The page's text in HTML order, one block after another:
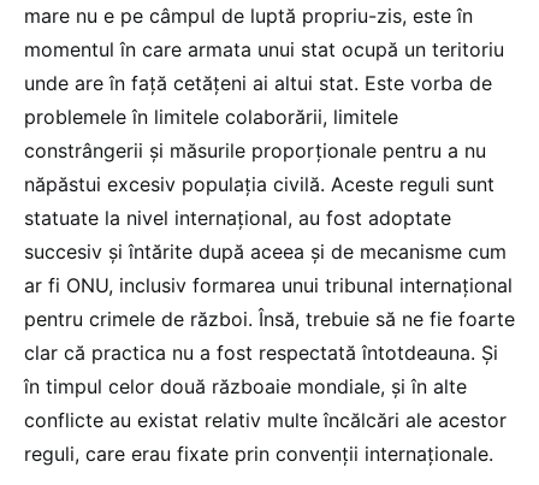
mare nu e pe câmpul de luptă propriu-zis, este în
momentul în care armata unui stat ocupă un teritoriu
unde are în față cetățeni ai altui stat. Este vorba de
problemele în limitele colaborării, limitele
constrângerii și măsurile proporționale pentru a nu
năpăstui excesiv populația civilă. Aceste reguli sunt
statuate la nivel internațional, au fost adoptate
succesiv și întărite după aceea și de mecanisme cum
ar fi ONU, inclusiv formarea unui tribunal internațional
pentru crimele de război. Însă, trebuie să ne fie foarte
clar că practica nu a fost respectată întotdeauna. Și
în timpul celor două războaie mondiale, și în alte
conflicte au existat relativ multe încălcări ale acestor
reguli, care erau fixate prin convenții internaționale.